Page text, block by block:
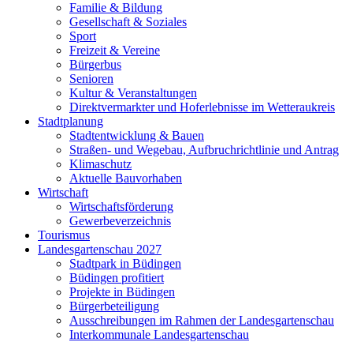
Familie & Bildung
Gesellschaft & Soziales
Sport
Freizeit & Vereine
Bürgerbus
Senioren
Kultur & Veranstaltungen
Direktvermarkter und Hoferlebnisse im Wetteraukreis
Stadtplanung
Stadtentwicklung & Bauen
Straßen- und Wegebau, Aufbruchrichtlinie und Antrag
Klimaschutz
Aktuelle Bauvorhaben
Wirtschaft
Wirtschaftsförderung
Gewerbeverzeichnis
Tourismus
Landesgartenschau 2027
Stadtpark in Büdingen
Büdingen profitiert
Projekte in Büdingen
Bürgerbeteiligung
Ausschreibungen im Rahmen der Landesgartenschau
Interkommunale Landesgartenschau